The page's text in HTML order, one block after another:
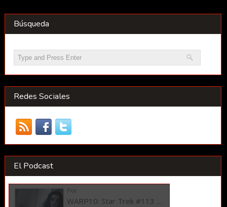
Búsqueda
Redes Sociales
El Podcast